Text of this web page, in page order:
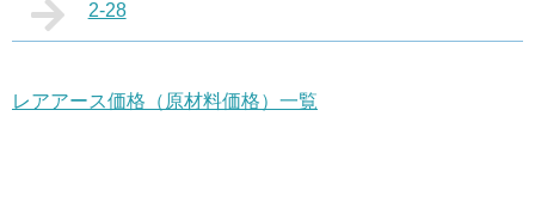
2-28
レアアース価格（原材料価格）一覧